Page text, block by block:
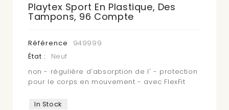
Playtex Sport En Plastique, Des
Tampons, 96 Compte
Référence
949999
État :
Neuf
non - régulière d'absorption de l' - protection
pour le corps en mouvement - avec FlexFit
In Stock